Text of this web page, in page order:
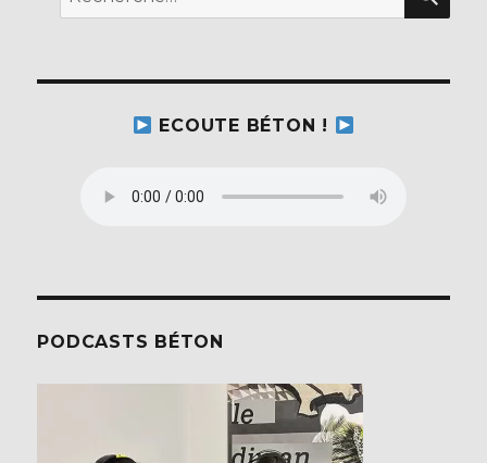
pour :
ECOUTE BÉTON !
PODCASTS BÉTON